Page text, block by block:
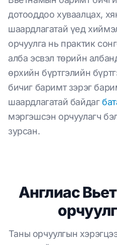
дотооддоо хуваалцах,
шаардлагатай үед
орчуулга нь практик
алба эсвэл төрийн
өрхийн бүртгэлийн
бичиг баримт зэрэг
шаардлагатай байдаг
мэргэшсэн орчуулагч
зурсан.
Англиас
Таны орчуулгын